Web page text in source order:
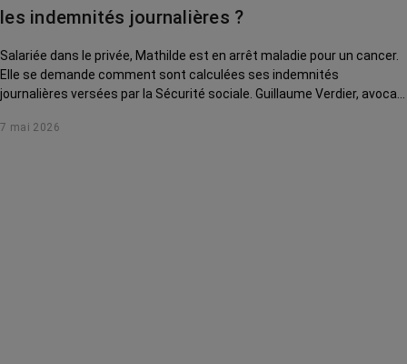
les indemnités journalières ?
Salariée dans le privée, Mathilde est en arrêt maladie pour un cancer.
Elle se demande comment sont calculées ses indemnités
journalières versées par la Sécurité sociale. Guillaume Verdier, avocat
7 mai 2026